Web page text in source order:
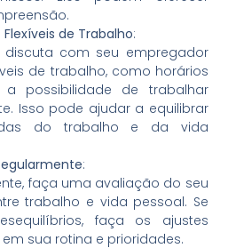
de Trabalho:
discuta com seu empregador
de trabalho, como horários
a possibilidade de trabalhar
Isso pode ajudar a equilibrar
do trabalho e da vida
:
faça uma avaliação do seu
trabalho e vida pessoal. Se
faça os ajustes
sua rotina e prioridades.